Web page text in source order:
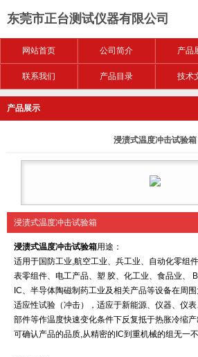
东莞市正台测试仪器有限公司
网站首页 公司简介 产品
联系我们 产品目录 技术
产品展示
浸渍式温度冲击试验箱
浸渍式温度冲击试验箱
浸渍式温度冲击试验箱用途：
适用于国防工业,航空工业、兵工业、自动化零组
表零组件、电工产品、塑 胶、化工业、食品业、
IC、半导体陶磁制药工业及相关产品等设备在周
适应性试验（冲击），适应于新能源、仪器、仪
部件等作温度快速变化条件下反复抵于热胀冷缩
可确认产品的品质,从精密的IC到重机械的组无一